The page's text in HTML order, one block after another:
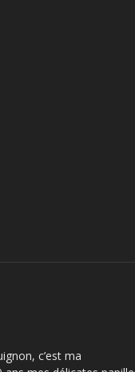
c’est ma